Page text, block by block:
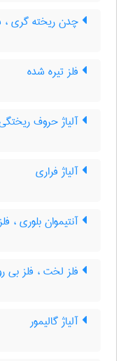
چدن ریخته گری
فلز تیره شده
آلیاژ حروف
آلیاژ فراری
آنتیموان بلوری ،
فلز لخت ، فلز بی
آلیاژ گالیمور